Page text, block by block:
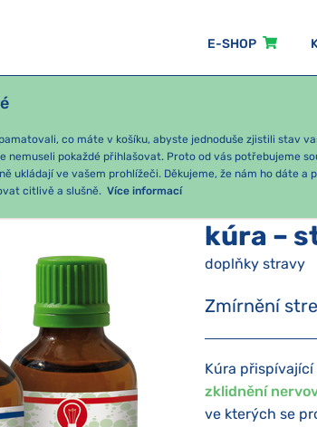
E-SHOP
co máte v košíku, abyste jednoduše zjistili stav
nemuseli pokaždé přihlašovat. Proto od vás potřebujeme
ukládají ve vašem prohlížeči. Děkujeme, že nám ho dáte a
citlivě a slušně. Více informací
BALÍČKY
Stres kúra – stop stresu
kúra –
doplňky stravy
Zmírnění
Kúra přispívající
zklidnění
ve kterých se